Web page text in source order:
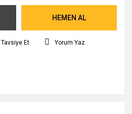
HEMEN AL
Tavsiye Et Yorum Yaz